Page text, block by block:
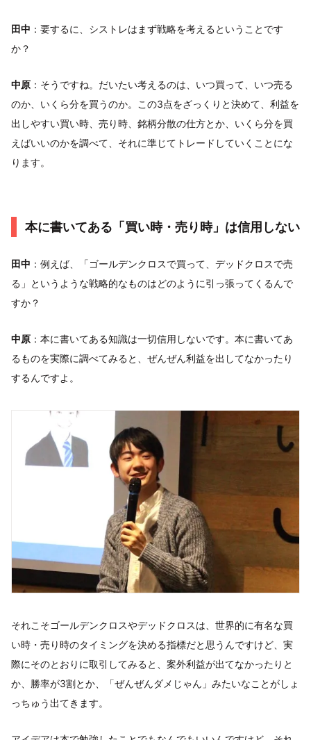
田中 ：要するに、シストレはまず戦略を考えるということです
か？
中原 ：そうですね。だいたい考えるのは、いつ買って、いつ売る
のか、いくら分を買うのか。この3点をざっくりと決めて、利益を
出しやすい買い時、売り時、銘柄分散の仕方とか、いくら分を買
えばいいのかを調べて、それに準じてトレードしていくことにな
ります。
本に書いてある「買い時・売り時」は信用しない
田中 ：例えば、「ゴールデンクロスで買って、デッドクロスで売
る」というような戦略的なものはどのように引っ張ってくるんで
すか？
中原 ：本に書いてある知識は一切信用しないです。本に書いてあ
るものを実際に調べてみると、ぜんぜん利益を出してなかったり
するんですよ。
それこそゴールデンクロスやデッドクロスは、世界的に有名な買
い時・売り時のタイミングを決める指標だと思うんですけど、実
際にそのとおりに取引してみると、案外利益が出てなかったりと
か、勝率が3割とか、「ぜんぜんダメじゃん」みたいなことがしょ
っちゅう出てきます。